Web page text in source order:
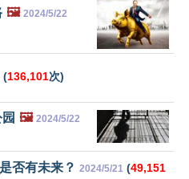
🖼️ 2024/5/22
(136,101次)
🖼️ 2024/5/22
否有未来？ 2024/5/21 (49,151